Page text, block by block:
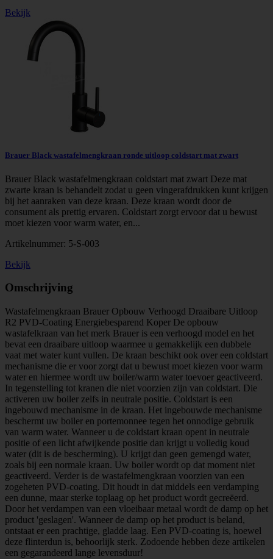
Bekijk
Brauer Black wastafelmengkraan ronde uitloop coldstart mat zwart
Brauer Black wastafelmengkraan coldstart mat zwart Deze mat
zwarte kraan is behandelt zodat u geen vingerafdrukken kunt krijgen
bij het aanraken van deze kraan. Deze kraan wordt door de
consument als prettig ervaren. Coldstart zorgt ervoor dat u bewust
moet kiezen voor warm water, en...
Artikelnummer: 5-S-003
Bekijk
Omschrijving
Wastafelmengkraan Brauer Opbouw Verhoogd Draaibare Uitloop
R2 PVD-Coating Energiebesparend Koper De opbouw
wastafelkraan van het merk Brauer is een verhoogd model en het
bevat een draaibare uitloop waarmee u gemakkelijk een dubbele
vaat met water kunt vullen. De kraan beschikt ook over een coldstart
mechanisme die er voor zorgt dat u bewust moet kiezen voor warm
water en hiermee wordt uw boiler/warm water toevoer geactiveerd.
In tegenstelling tot kranen die niet voorzien zijn van coldstart. Die
activeren uw boiler zelfs in neutrale positie. Coldstart is een
ingebouwd mechanisme in de kraan. Het ingebouwde mechanisme
beschermt uw boiler en portemonnee tegen het onnodige gebruik
van warm water. Wanneer u de coldstart kraan opent in neutrale
positie of een licht afwijkende positie dan krijgt u volledig koud
water (dit is de bescherming). U krijgt dan geen gemengd water,
zoals bij een normale kraan. Uw boiler wordt op dat moment niet
geactiveerd. Verder is de wastafelmengkraan voorzien van een
zogeheten PVD-coating. Dit houdt in dat middels een verdamping
een dunne, maar sterke toplaag op het product wordt gecreëerd.
Door het verdampen van een vloeibaar metaal wordt de damp op het
product 'geslagen'. Wanneer de damp op het product is beland,
ontstaat er een prachtige, gladde laag. Een PVD-coating is, hoewel
deze flinterdun is, behoorlijk sterk. Zodoende hebben deze artikelen
een gegarandeerd lange levensduur!